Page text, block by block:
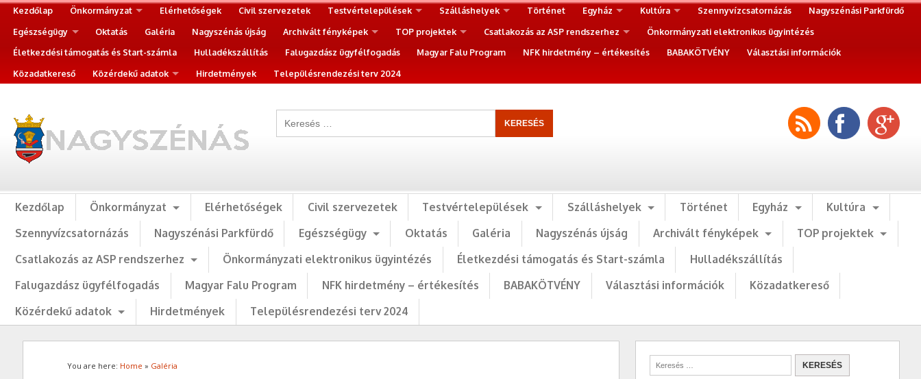
Kezdőlap Önkormányzat Elérhetőségek Civil szervezetek Testvértelepülések Szálláshelyek Történet Egyház Kultúra Szennyvízcsatornázás
Nagyszénási Parkfürdő
Egészségügy
Oktatás Galéria Nagyszénás újság Archivált fényképek TOP projektek Csatlakozás az ASP rendszerhez
Önkormányzati elektronikus ügyintézés
Életkezdési támogatás és Start-számla
Hulladékszállítás Falugazdász ügyfélfogadás Magyar Falu Program NFK hirdetmény – értékesítés BABAKÖTVÉNY
Választási információk
Közadatkereső
Közérdekű adatok Hirdetmények Településrendezési terv 2024
Kezdőlap Önkormányzat Elérhetőségek Civil szervezetek Testvértelepülések Szálláshelyek Történet Egyház
Kultúra
Szennyvízcsatornázás
Nagyszénási Parkfürdő Egészségügy Oktatás Galéria Nagyszénás újság Archivált fényképek
TOP projektek
Csatlakozás az ASP rendszerhez
Önkormányzati elektronikus ügyintézés Életkezdési támogatás és Start-számla
Hulladékszállítás
Falugazdász ügyfélfogadás
Magyar Falu Program NFK hirdetmény – értékesítés BABAKÖTVÉNY Választási információk
Közadatkereső
Közérdekű adatok
Hirdetmények Településrendezési terv 2024
You are here: Home » Galéria